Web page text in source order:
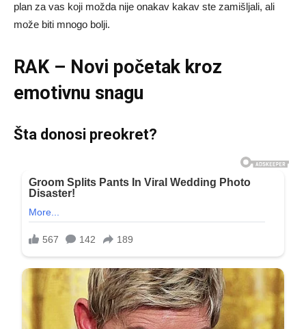
plan za vas koji možda nije onakav kakav ste zamišljali, ali
može biti mnogo bolji.
RAK – Novi početak kroz
emotivnu snagu
Šta donosi preokret?